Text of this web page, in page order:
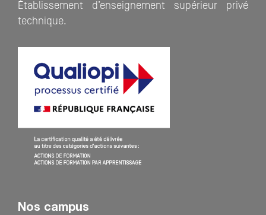
Établissement d’enseignement supérieur privé
technique.
Nos campus